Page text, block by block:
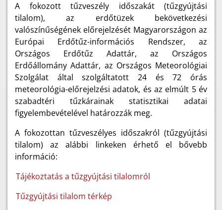
A fokozott tűzveszély időszakát (tűzgyújtási
tilalom), az erdőtüzek bekövetkezési
valószínűségének előrejelzését Magyarországon az
Európai Erdőtűz-információs Rendszer, az
Országos Erdőtűz Adattár, az Országos
Erdőállomány Adattár, az Országos Meteorológiai
Szolgálat által szolgáltatott 24 és 72 órás
meteorológia-előrejelzési adatok, és az elmúlt 5 év
szabadtéri tűzkárainak statisztikai adatai
figyelembevételével határozzák meg.
A fokozottan tűzveszélyes időszakról (tűzgyújtási
tilalom) az alábbi linkeken érhető el bővebb
információ:
Tájékoztatás a tűzgyújtási tilalomról
Tűzgyújtási tilalom térkép